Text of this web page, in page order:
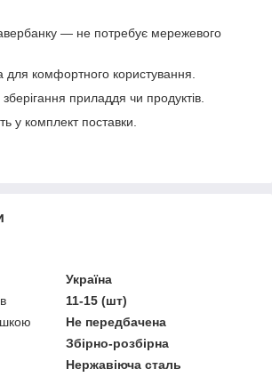
— не потребує мережевого
для комфортного користування.
приладдя чи продуктів.
у комплект поставки.
Україна
11-15 (шт)
Не передбачена
Збірно-розбірна
Нержавіюча сталь